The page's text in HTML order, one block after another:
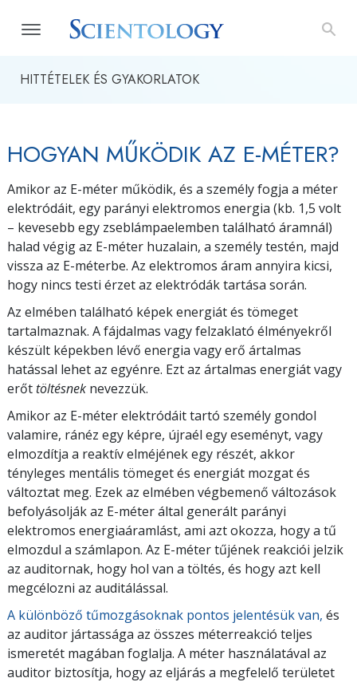
HITTÉTELEK ÉS GYAKORLATOK
HOGYAN MŰKÖDIK AZ E-MÉTER?
Amikor az E-méter működik, és a személy fogja a méter
elektródáit, egy parányi elektromos energia (kb. 1,5 volt
– kevesebb egy zseblámpaelemben található áramnál)
halad végig az E-méter huzalain, a személy testén, majd
vissza az E-méterbe. Az elektromos áram annyira kicsi,
hogy nincs testi érzet az elektródák tartása során.
Az elmében található képek energiát és tömeget
tartalmaznak. A fájdalmas vagy felzaklató élményekről
készült képekben lévő energia vagy erő ártalmas
hatással lehet az egyénre. Ezt az ártalmas energiát vagy
erőttöltésnek nevezzük.
Amikor az E-méter elektródáit tartó személy gondol
valamire, ránéz egy képre, újraél egy eseményt, vagy
elmozdítja a reaktív elméjének egy részét, akkor
tényleges mentális tömeget és energiát mozgat és
változtat meg. Ezek az elmében végbemenő változások
befolyásolják az E-méter által generált parányi
elektromos energiaáramlást, ami azt okozza, hogy a tű
elmozdul a számlapon. Az E-méter tűjének reakciói jelzik
az auditornak, hogy hol van a töltés, és hogy azt kell
megcélozni az auditálással.
A különböző tűmozgásoknak pontos jelentésük van, és
az auditor jártassága az összes méterreakció teljes
ismeretét magában foglalja. A méter használatával az
auditor biztosítja, hogy az eljárás a megfelelő területet